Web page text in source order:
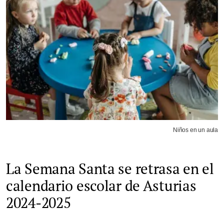
Niños en un aula
La Semana Santa se retrasa en el
calendario escolar de Asturias
2024-2025